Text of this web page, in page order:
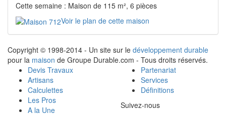
Cette semaine : Maison de 115 m², 6 pièces
Voir le plan de cette maison
Copyright © 1998-2014 - Un site sur le développement durable
pour la maison de Groupe Durable.com - Tous droits réservés.
Devis Travaux
Artisans
Calculettes
Les Pros
A la Une
Partenariat
Services
Définitions
Suivez-nous